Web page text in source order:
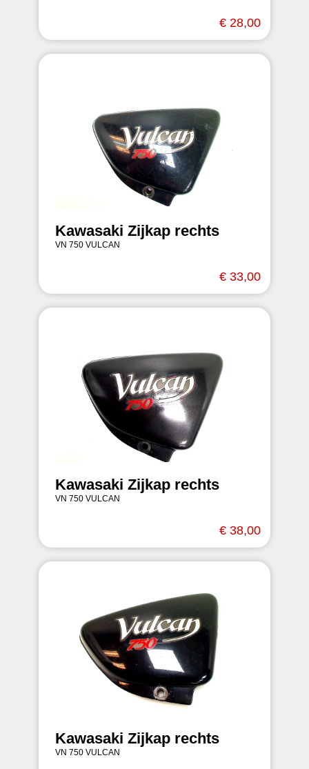
€ 28,00
Kawasaki Zijkap rechts
VN 750 VULCAN
€ 33,00
Kawasaki Zijkap rechts
VN 750 VULCAN
€ 38,00
Kawasaki Zijkap rechts
VN 750 VULCAN